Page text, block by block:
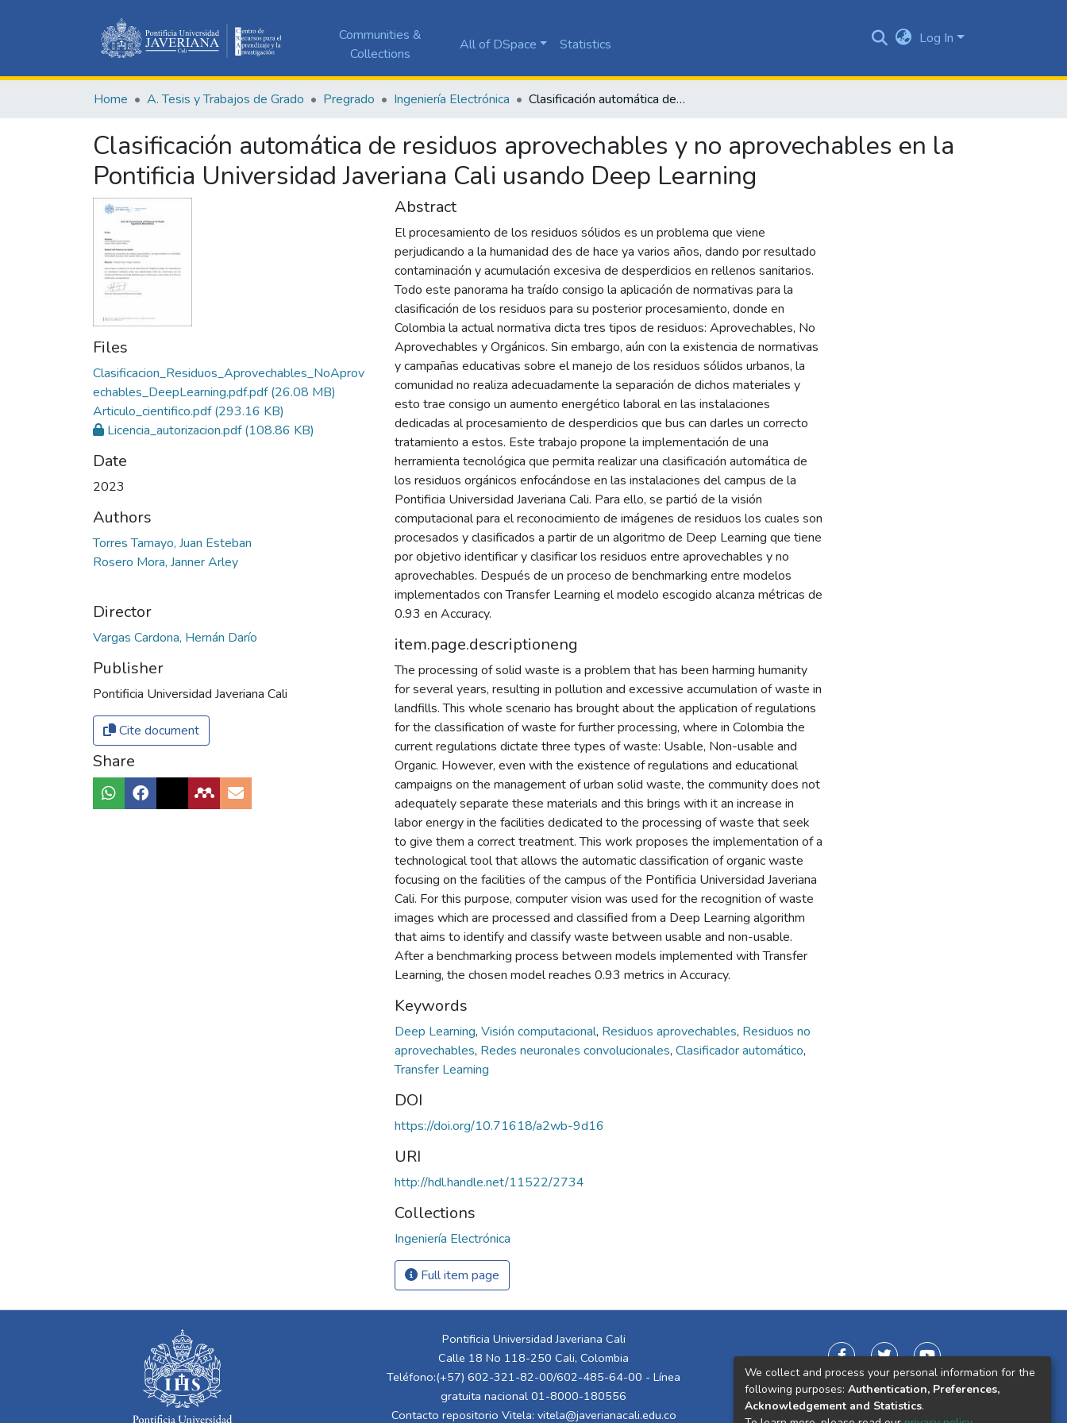
Communities &
Collections
All of DSpace Statistics Log In
Home A. Tesis y Trabajos de Grado Pregrado Ingeniería Electrónica Clasificación automática de residuos aprovechables y no aprovechables en la Pontificia Universidad Javeriana Cali usando Deep Learning
Clasificación automática de residuos aprovechables y no aprovechables en la
Pontificia Universidad Javeriana Cali usando Deep Learning
Files
Clasificacion_Residuos_Aprovechables_NoAprov
echables_DeepLearning.pdf.pdf(26.08 MB)
Articulo_cientifico.pdf(293.16 KB)
Licencia_autorizacion.pdf(108.86 KB)
Date
2023
Authors
Torres Tamayo, Juan Esteban
Rosero Mora, Janner Arley
Director
Vargas Cardona, Hernán Darío
Publisher
Pontificia Universidad Javeriana Cali
Cite document
Share
Abstract
El procesamiento de los residuos sólidos es un problema que viene
perjudicando a la humanidad des de hace ya varios años, dando por resultado
contaminación y acumulación excesiva de desperdicios en rellenos sanitarios.
Todo este panorama ha traído consigo la aplicación de normativas para la
clasificación de los residuos para su posterior procesamiento, donde en
Colombia la actual normativa dicta tres tipos de residuos: Aprovechables, No
Aprovechables y Orgánicos. Sin embargo, aún con la existencia de normativas
y campañas educativas sobre el manejo de los residuos sólidos urbanos, la
comunidad no realiza adecuadamente la separación de dichos materiales y
esto trae consigo un aumento energético laboral en las instalaciones
dedicadas al procesamiento de desperdicios que bus can darles un correcto
tratamiento a estos. Este trabajo propone la implementación de una
herramienta tecnológica que permita realizar una clasificación automática de
los residuos orgánicos enfocándose en las instalaciones del campus de la
Pontificia Universidad Javeriana Cali. Para ello, se partió de la visión
computacional para el reconocimiento de imágenes de residuos los cuales son
procesados y clasificados a partir de un algoritmo de Deep Learning que tiene
por objetivo identificar y clasificar los residuos entre aprovechables y no
aprovechables. Después de un proceso de benchmarking entre modelos
implementados con Transfer Learning el modelo escogido alcanza métricas de
0.93 en Accuracy.
item.page.descriptioneng
The processing of solid waste is a problem that has been harming humanity
for several years, resulting in pollution and excessive accumulation of waste in
landfills. This whole scenario has brought about the application of regulations
for the classification of waste for further processing, where in Colombia the
current regulations dictate three types of waste: Usable, Non-usable and
Organic. However, even with the existence of regulations and educational
campaigns on the management of urban solid waste, the community does not
adequately separate these materials and this brings with it an increase in
labor energy in the facilities dedicated to the processing of waste that seek
to give them a correct treatment. This work proposes the implementation of a
technological tool that allows the automatic classification of organic waste
focusing on the facilities of the campus of the Pontificia Universidad Javeriana
Cali. For this purpose, computer vision was used for the recognition of waste
images which are processed and classified from a Deep Learning algorithm
that aims to identify and classify waste between usable and non-usable.
After a benchmarking process between models implemented with Transfer
Learning, the chosen model reaches 0.93 metrics in Accuracy.
Keywords
Deep Learning, Visión computacional, Residuos aprovechables, Residuos no
aprovechables, Redes neuronales convolucionales, Clasificador automático,
Transfer Learning
DOI
https://doi.org/10.71618/a2wb-9d16
URI
http://hdl.handle.net/11522/2734
Collections
Ingeniería Electrónica
Full item page
Pontificia Universidad Javeriana Cali
Calle 18 No 118-250 Cali, Colombia
Teléfono:(+57) 602-321-82-00/602-485-64-00 - Línea
gratuita nacional 01-8000-180556
Contacto repositorio Vitela: vitela@javerianacali.edu.co
We collect and process your personal information for the
following purposes: Authentication, Preferences,
Acknowledgement and Statistics.